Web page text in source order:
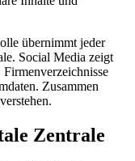
übernimmt jeder
Social Media zeigt
Zusammen
Zentrale